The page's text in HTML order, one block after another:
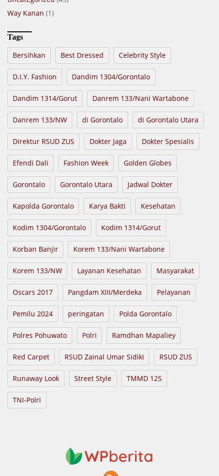
Way Kanan (1)
Tags
Bersihkan Best Dressed Celebrity Style
D.I.Y. Fashion Dandim 1304/Gorontalo
Dandim 1314/Gorut Danrem 133/Nani Wartabone
Danrem 133/NW di Gorontalo di Gorontalo Utara
Direktur RSUD ZUS Dokter Jaga Dokter Spesialis
Efendi Dali Fashion Week Golden Globes
Gorontalo Gorontalo Utara Jadwal Dokter
Kapolda Gorontalo Karya Bakti Kesehatan
Kodim 1304/Gorontalo Kodim 1314/Gorut
Korban Banjir Korem 133/Nani Wartabone
Korem 133/NW Layanan Kesehatan Masyarakat
Oscars 2017 Pangdam XIII/Merdeka Pelayanan
Pemilu 2024 peringatan Polda Gorontalo
Polres Pohuwato Polri Ramdhan Mapaliey
Red Carpet RSUD Zainal Umar Sidiki RSUD ZUS
Runaway Look Street Style TMMD 125
TNI-Polri